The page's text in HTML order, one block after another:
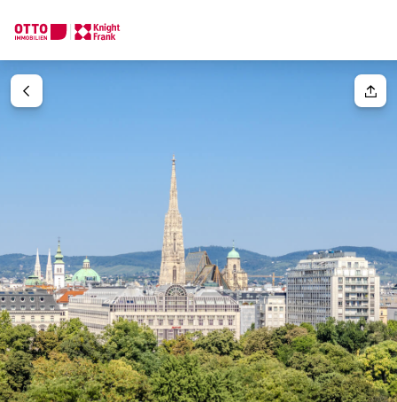
Ihre Nachricht
Anrede
Bitte wählen
Wir finden Ihre
Traumimmobilie
Sagen Sie uns was Sie suchen und wir finden Ihre
Wie möchten Sie uns kontaktieren?
Immobilie konfigurieren & finden lassen
Direkte:r Ansprechpartner:in
Anrufen oder Rückruf vereinbaren